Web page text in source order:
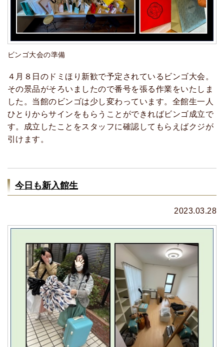
ビンゴ大会の準備
４月８日のドミほり新歓で予定されているビンゴ大会。
その景品がそろいましたので番号を張る作業をいたしま
した。当館のビンゴは少し変わっています。全館生一人
ひとりからサインをもらうことができればビンゴ成立で
す。成立したことをスタッフに確認してもらえばクジが
引けます。
今日も新入館生
2023.03.28